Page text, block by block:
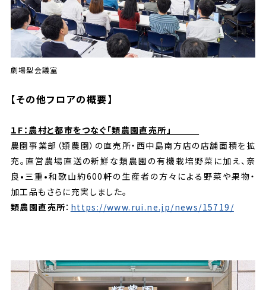
劇場型会議室
【その他フロアの概要】
１F：農村と都市をつなぐ「類農園直売所」
農園事業部（類農園）の直売所・西中島南方店の店舗面積を拡
充。直営農場直送の新鮮な類農園の有機栽培野菜に加え、奈
良•三重•和歌山約600軒の生産者の方々による野菜や果物・
加工品もさらに充実しました。
類農園直売所： https://www.rui.ne.jp/news/15719/